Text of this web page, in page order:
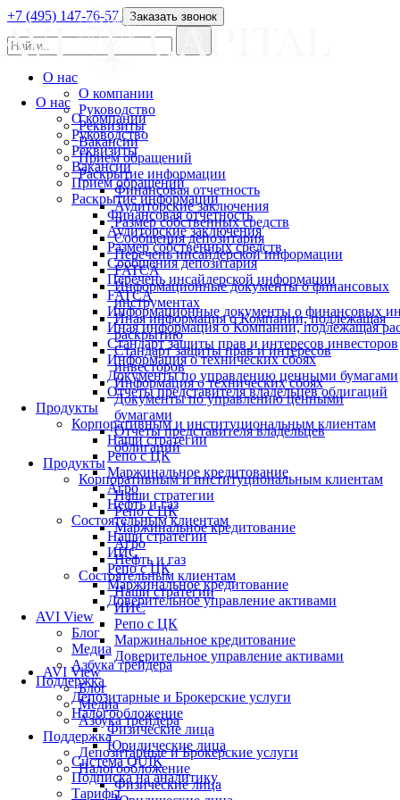
О нас
О компании
Руководство
Реквизиты
Вакансии
Прием обращений
Раскрытие информации
Финансовая отчетность
Аудиторские заключения
Размер собственных средств
Сообщения депозитария
Перечень инсайдерской информации
FATCA
Информационные документы о финансовых
Иная информация о Компании, подлежащая
Стандарт защиты прав и интересов инвесторов
Информация о технических сбоях
Документы по управлению ценными бумагами
Отчеты представителя владельцев облигаций
Продукты
Корпоративным и институциональным клиентам
Наши стратегии
Репо с ЦК
Маржинальное кредитование
Агро
Нефть и газ
Состоятельным клиентам
Наши стратегии
ИИС
Репо с ЦК
Маржинальное кредитование
Доверительное управление активами
AVI View
Блог
Медиа
Азбука трейдера
Поддержка
Депозитарные и Брокерские услуги
Налогообложение
Физические лица
Юридические лица
Система QUIK
Подписка на аналитику
Тарифы
+7 (495) 147-76-57 Заказать звонок
О нас
О компании
Руководство
Реквизиты
Вакансии
Прием обращений
Раскрытие информации
Финансовая отчетность
Аудиторские заключения
Размер собственных средств
Сообщения депозитария
Перечень инсайдерской информации
FATCA
Информационные документы о финансовых
инструментах
Иная информация о Компании, подлежащая
раскрытию
Стандарт защиты прав и интересов
инвесторов
Информация о технических сбоях
Документы по управлению ценными
бумагами
Отчеты представителя владельцев
облигаций
Продукты
Корпоративным и институциональным клиентам
Наши стратегии
Репо с ЦК
Маржинальное кредитование
Агро
Нефть и газ
Состоятельным клиентам
Наши стратегии
ИИС
Репо с ЦК
Маржинальное кредитование
Доверительное управление активами
AVI View
Блог
Медиа
Азбука трейдера
Поддержка
Депозитарные и Брокерские услуги
Налогообложение
Физические лица